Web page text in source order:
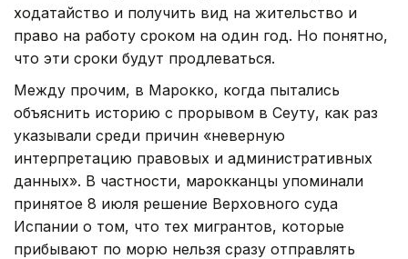
ходатайство и получить вид на жительство и
право на работу сроком на один год. Но понятно,
что эти сроки будут продлеваться.
Между прочим, в Марокко, когда пытались
объяснить историю с прорывом в Сеуту, как раз
указывали среди причин «неверную
интерпретацию правовых и административных
данных». В частности, марокканцы упоминали
принятое 8 июля решение Верховного суда
Испании о том, что тех мигрантов, которые
прибывают по морю нельзя сразу отправлять